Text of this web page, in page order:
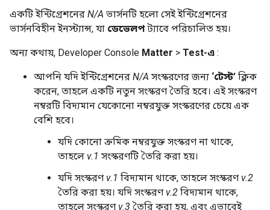
একটি ইন্টিগ্রেশনের N/A ভার্সনটি হলো সেই ইন্টিগ্রেশনের
ভার্সনবিহীন ইনস্ট্যান্স, যা ডেভেলপট্যাবে পরিচালিত হয়।
অন্য কথায়, Developer Console Matter > Test-এ :
আপনি যদি ইন্টিগ্রেশনের N/A সংস্করণের জন্য ‘টেস্ট’ ক্লিক
করেন, তাহলে একটি নতুন সংস্করণ তৈরি হবে। এই সংস্করণ
নম্বরটি বিদ্যমান যেকোনো নম্বরযুক্ত সংস্করণের চেয়ে এক
বেশি হবে।
যদি কোনো ক্রমিক নম্বরযুক্ত সংস্করণ না থাকে,
তাহলে v.1 সংস্করণটি তৈরি করা হয়।
যদি সংস্করণ v.1 বিদ্যমান থাকে, তাহলে সংস্করণ v.2
তৈরি করা হয়। যদি সংস্করণ v.2 বিদ্যমান থাকে,
তাহলে সংস্করণ v.3 তৈরি করা হয়, এবং এভাবেই